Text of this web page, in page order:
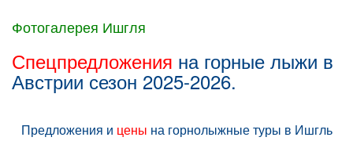
Фотогалерея Ишгля
Спецпредложения на горные лыжи в
Австрии сезон 2025-2026.
Предложения и цены на горнолыжные туры в Ишгль